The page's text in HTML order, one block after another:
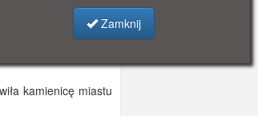
2021-11-08 12:15
2548
kamienicę miastu
Zamknij